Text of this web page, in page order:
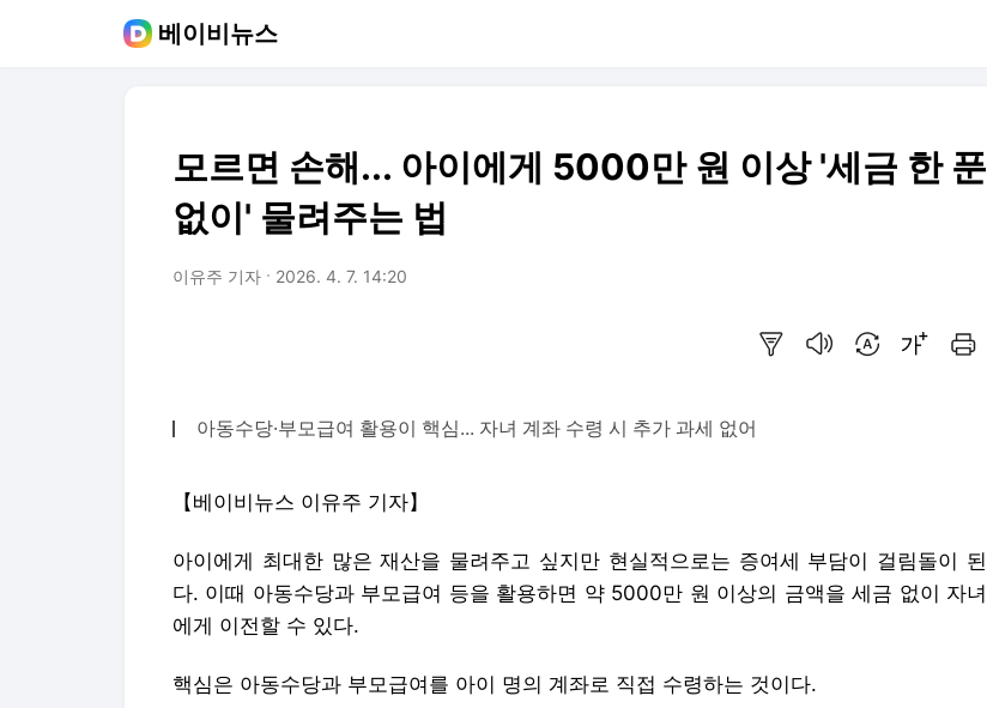
베이비뉴스
모르면 손해... 아이에게 5000만 원 이상 '세금 한 푼
없이' 물려주는 법
이유주 기자 2026. 4. 7. 14:20
아동수당·부모급여 활용이 핵심... 자녀 계좌 수령 시 추가 과세 없어
【베이비뉴스 이유주 기자】
아이에게 최대한 많은 재산을 물려주고 싶지만 현실적으로는 증여세 부담이 걸림돌이 된
다. 이때 아동수당과 부모급여 등을 활용하면 약 5000만 원 이상의 금액을 세금 없이 자녀
에게 이전할 수 있다.
핵심은 아동수당과 부모급여를 아이 명의 계좌로 직접 수령하는 것이다.